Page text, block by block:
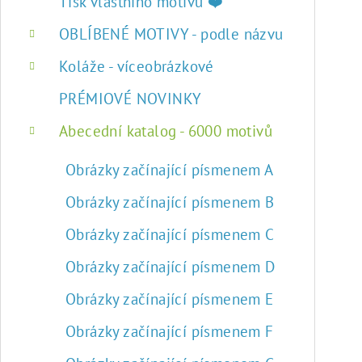
OBLÍBENÉ MOTIVY - podle názvu
Koláže - víceobrázkové
PRÉMIOVÉ NOVINKY
Abecední katalog - 6000 motivů
Obrázky začínající písmenem A
Obrázky začínající písmenem B
Obrázky začínající písmenem C
Obrázky začínající písmenem D
Obrázky začínající písmenem E
Obrázky začínající písmenem F